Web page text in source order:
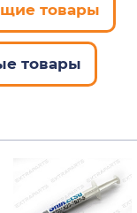
товары
товары